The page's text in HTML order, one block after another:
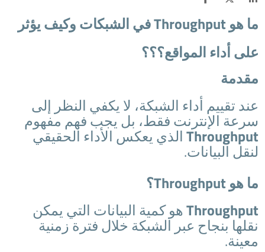
ما هو Throughput في الشبكات وكيف يؤثر
على أداء المواقع؟؟؟
مقدمة
عند تقييم أداء الشبكة، لا يكفي النظر إلى
سرعة الإنترنت فقط، بل يجب فهم مفهوم
Throughputالذي يعكس الأداء الحقيقي
لنقل البيانات.
ما هو Throughput؟
Throughputهو كمية البيانات التي يمكن
نقلها بنجاح عبر الشبكة خلال فترة زمنية
معينة.